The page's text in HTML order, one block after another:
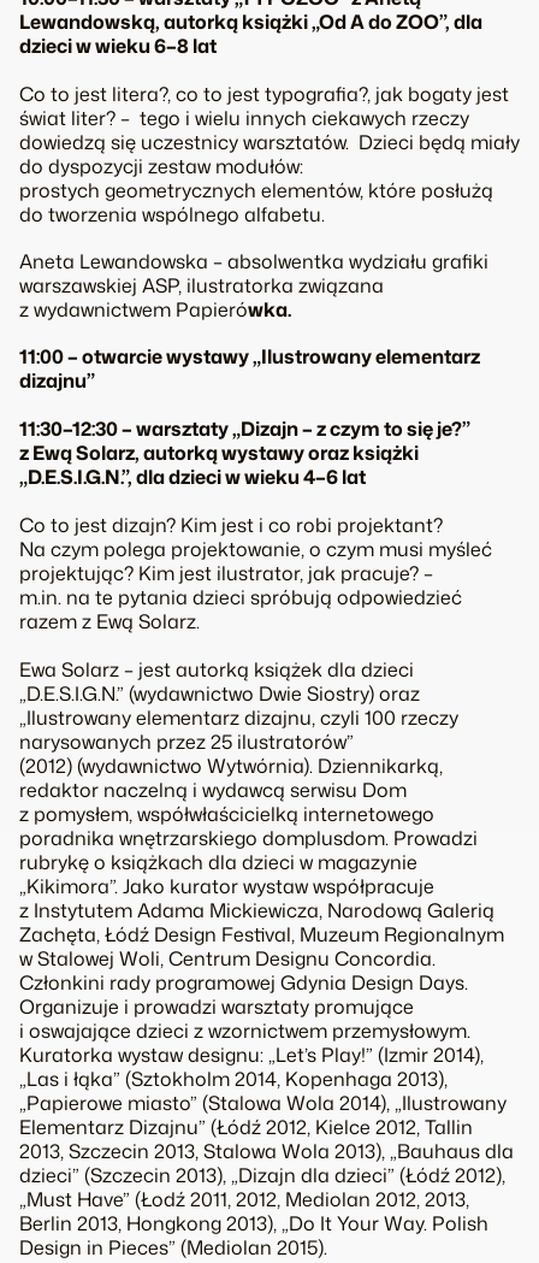
Lewandowską, autorką książki „Od A do ZOO”, dla
dzieci w wieku 6–8 lat
Co to jest litera?, co to jest typografia?, jak bogaty jest
świat liter? – tego i wielu innych ciekawych rzeczy
dowiedzą się uczestnicy warsztatów. Dzieci będą miały
do dyspozycji zestaw modułów:
prostych geometrycznych elementów, które posłużą
do tworzenia wspólnego alfabetu.
Aneta Lewandowska – absolwentka wydziału grafiki
warszawskiej ASP, ilustratorka związana
z wydawnictwem Papierówka.
11:00 – otwarcie wystawy „Ilustrowany elementarz
dizajnu”
11:30–12:30 – warsztaty „Dizajn – z czym to się je?”
z Ewą Solarz, autorką wystawy oraz książki
„D.E.S.I.G.N.”, dla dzieci w wieku 4–6 lat
Co to jest dizajn? Kim jest i co robi projektant?
Na czym polega projektowanie, o czym musi myśleć
projektując? Kim jest ilustrator, jak pracuje? –
m.in. na te pytania dzieci spróbują odpowiedzieć
razem z Ewą Solarz.
Ewa Solarz – jest autorką książek dla dzieci
„D.E.S.I.G.N.” (wydawnictwo Dwie Siostry) oraz
„Ilustrowany elementarz dizajnu, czyli 100 rzeczy
narysowanych przez 25 ilustratorów”
(2012) (wydawnictwo Wytwórnia). Dziennikarką,
redaktor naczelną i wydawcą serwisu Dom
z pomysłem, współwłaścicielką internetowego
poradnika wnętrzarskiego domplusdom. Prowadzi
rubrykę o książkach dla dzieci w magazynie
„Kikimora”. Jako kurator wystaw współpracuje
z Instytutem Adama Mickiewicza, Narodową Galerią
Zachęta, Łódź Design Festival, Muzeum Regionalnym
w Stalowej Woli, Centrum Designu Concordia.
Członkini rady programowej Gdynia Design Days.
Organizuje i prowadzi warsztaty promujące
i oswajające dzieci z wzornictwem przemysłowym.
Kuratorka wystaw designu: „Let’s Play!” (Izmir 2014),
„Las i łąka” (Sztokholm 2014, Kopenhaga 2013),
„Papierowe miasto” (Stalowa Wola 2014), „Ilustrowany
Elementarz Dizajnu” (Łódź 2012, Kielce 2012, Tallin
2013, Szczecin 2013, Stalowa Wola 2013), „Bauhaus dla
dzieci” (Szczecin 2013), „Dizajn dla dzieci” (Łódź 2012),
„Must Have” (Łodź 2011, 2012, Mediolan 2012, 2013,
Berlin 2013, Hongkong 2013), „Do It Your Way. Polish
Design in Pieces” (Mediolan 2015).